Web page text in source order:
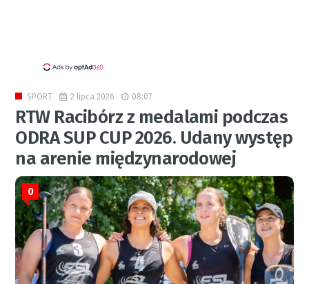
SPORT 2 lipca 2026 08:07
RTW Racibórz z medalami podczas
ODRA SUP CUP 2026. Udany występ
na arenie międzynarodowej
0